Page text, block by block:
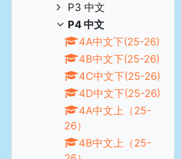
P3 中文
P4 中文
4A中文下(25-26)
4B中文下(25-26)
4C中文下(25-26)
4D中文下(25-26)
4A中文上（25-
26）
4B中文上（25-